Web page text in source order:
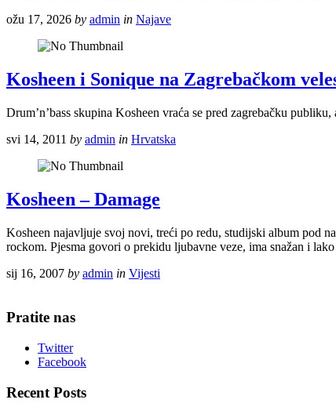
ožu 17, 2026 by admin in Najave
Kosheen i Sonique na Zagrebačkom
Drum’n’bass skupina Kosheen vraća se pred zagrebačku
svi 14, 2011 by admin in Hrvatska
Kosheen – Damage
Kosheen najavljuje svoj novi, treći po redu, studijski album pod
rockom. Pjesma govori o prekidu ljubavne veze, ima snažan i
sij 16, 2007 by admin in Vijesti
Pratite nas
Twitter
Facebook
Recent Posts